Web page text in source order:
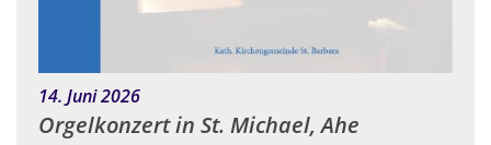
14. Juni 2026:
Orgelkonzert in St. Michael, Ahe